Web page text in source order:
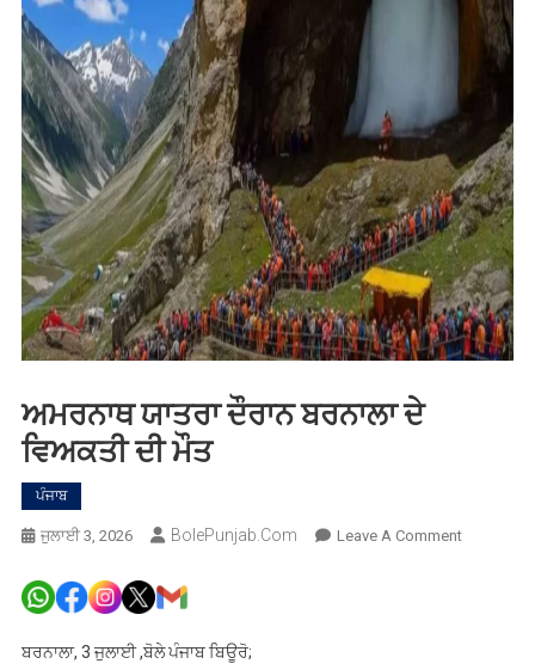
ਅਮਰਨਾਥ ਯਾਤਰਾ ਦੌਰਾਨ ਬਰਨਾਲਾ ਦੇ
ਵਿਅਕਤੀ ਦੀ ਮੌਤ
ਪੰਜਾਬ
ਜੁਲਾਈ 3, 2026 BolePunjab.com Leave A CommentOn
ਬਰਨਾਲਾ, 3 ਜੁਲਾਈ ,ਬੋਲੇ ਪੰਜਾਬ ਬਿਊਰੋ;